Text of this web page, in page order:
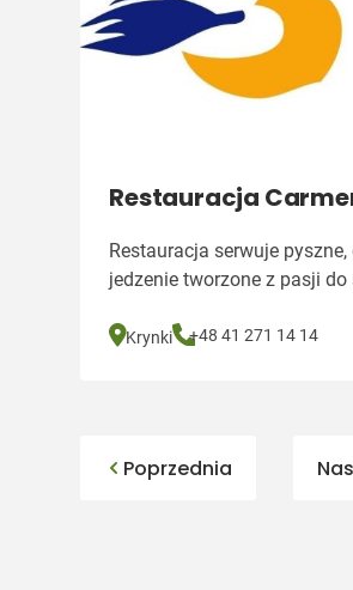
Restauracja
Restauracja serwuje
jedzenie tworzone z pasji do
Krynki +48 41 271 14 14
Poprzednia